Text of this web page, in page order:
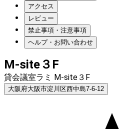
アクセス
レビュー
禁止事項・注意事項
ヘルプ・お問い合わせ
M-site３F
貸会議室ラミ M-site３F
大阪府大阪市淀川区西中島7-6-12